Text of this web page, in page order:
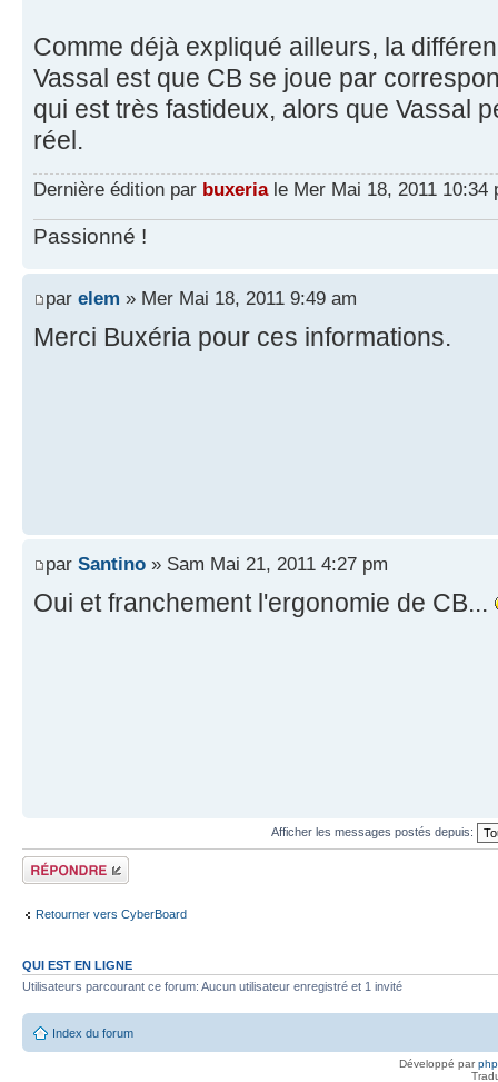
Comme déjà expliqué ailleurs, la
Vassal est que CB se joue par
qui est très fastideux, alors que Vassal
réel.
Dernière édition par buxeriale Mer Mai 18, 2011 10:34
Passionné !
par elem » Mer Mai 18, 2011 9:49 am
Merci Buxéria pour ces informations.
par Santino » Sam Mai 21, 2011 4:27 pm
Oui et franchement l'ergonomie de CB...
Afficher les messages postés depuis:
Répondre
Retourner vers CyberBoard
QUI EST EN LIGNE
Utilisateurs parcourant ce forum: Aucun utilisateur enregistré et 1 invité
Index du forum
Développé par